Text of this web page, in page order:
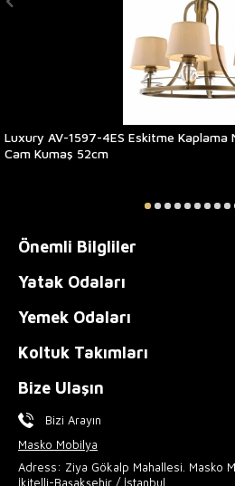
Luxury AV-1597-4ES Eskitme Kaplama
Cam Kumaş 52cm
Önemli Bilgliler
Yatak Odaları
Yemek Odaları
Koltuk Takımları
Bize Ulaşın
Bizi Arayın
Masko Mobilya
Adress: Ziya Gökalp Mahallesi. Masko
İkitelli-Başakşehir / İstanbul